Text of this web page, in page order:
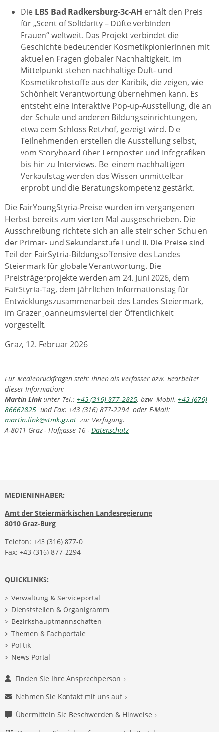
Die LBS Bad Radkersburg-3c-AH erhält den Preis
für „Scent of Solidarity – Düfte verbinden
Frauen“ weltweit. Das Projekt verbindet die
Geschichte bedeutender Kosmetikpionierinnen mit
aktuellen Fragen globaler Nachhaltigkeit. Im
Mittelpunkt stehen nachhaltige Duft- und
Kosmetikrohstoffe aus der Karibik, die zeigen, wie
Schönheit Verantwortung übernehmen kann. Es
entsteht eine interaktive Pop-up-Ausstellung, die an
der Schule und anderen Bildungseinrichtungen,
etwa dem Schloss Retzhof, gezeigt wird. Die
Teilnehmenden erstellen die Ausstellung selbst,
vom Storyboard über Lernposter und Infografiken
bis hin zu Interviews. Bei einem nachhaltigen
Verkaufstag werden das Wissen unmittelbar
erprobt und die Beratungskompetenz gestärkt.
Die FairYoungStyria-Preise wurden im vergangenen
Herbst bereits zum vierten Mal ausgeschrieben. Die
Ausschreibung richtete sich an alle steirischen Schulen
der Primar- und Sekundarstufe I und II. Die Preise sind
Teil der FairSytria-Bildungsoffensive des Landes
Steiermark für globale Verantwortung. Die
Preisträgerprojekte werden am 24. Juni 2026, dem
FairStyria-Tag, dem jährlichen Informationstag für
Entwicklungszusammenarbeit des Landes Steiermark,
im Grazer Joanneumsviertel der Öffentlichkeit
vorgestellt.
Graz, 12. Februar 2026
Für Medienrückfragen steht Ihnen als Verfasser bzw. Bearbeiter
dieser Information:
Martin Linkunter Tel.: +43 (316) 877-2825, bzw. Mobil: +43 (676)
86662825 und Fax: +43 (316) 877-2294 oder E-Mail:
martin.link@stmk.gv.at zur Verfügung.
A-8011 Graz - Hofgasse 16 - Datenschutz
MEDIENINHABER:
Amt der Steiermärkischen Landesregierung
8010 Graz-Burg
Telefon: +43 (316) 877-0
Fax: +43 (316) 877-2294
QUICKLINKS:
Verwaltung & Serviceportal
Dienststellen & Organigramm
Bezirkshauptmannschaften
Themen & Fachportale
Politik
News Portal
Finden Sie Ihre Ansprechperson
Nehmen Sie Kontakt mit uns auf
Übermitteln Sie Beschwerden & Hinweise